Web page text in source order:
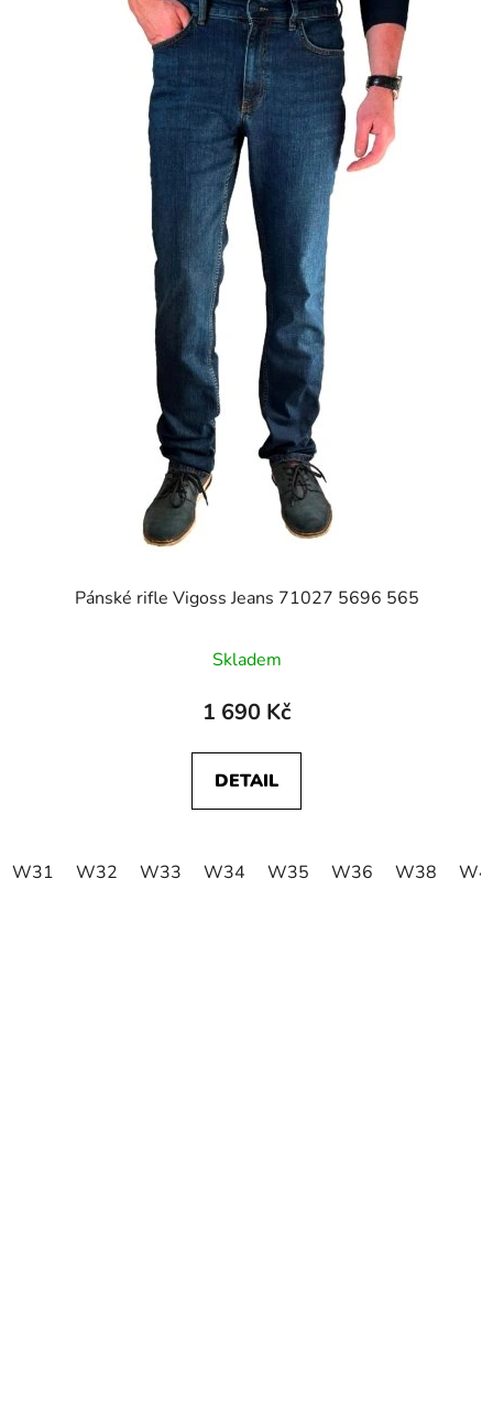
Pánské rifle Vigoss Jeans 71027 5696 565
Skladem
1 690 Kč
DETAIL
W31 W32 W33 W34 W35 W36 W38